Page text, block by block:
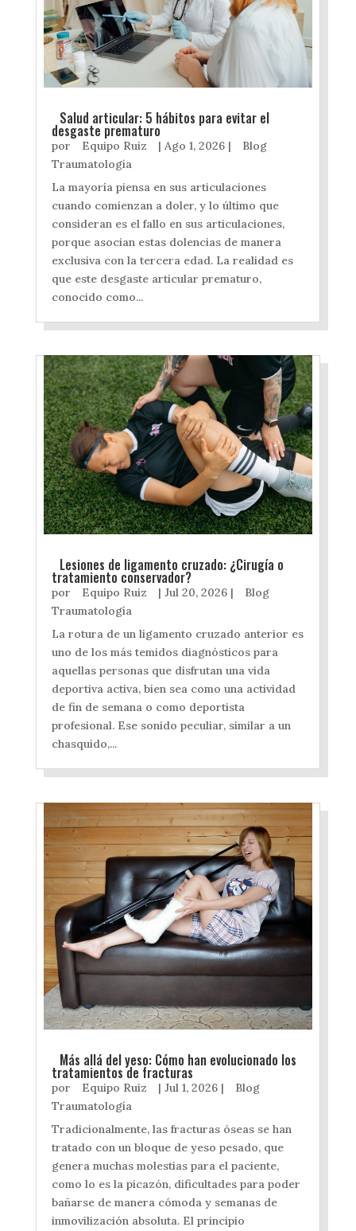
Salud articular: 5 hábitos para evitar el
desgaste prematuro
por Equipo Ruiz | Ago 1, 2026|
Blog
Traumatología
La mayoría piensa en sus articulaciones
cuando comienzan a doler, y lo último que
consideran es el fallo en sus articulaciones,
porque asocian estas dolencias de manera
exclusiva con la tercera edad. La realidad es
que este desgaste articular prematuro,
conocido como...
Lesiones de ligamento cruzado: ¿Cirugía o
tratamiento conservador?
por Equipo Ruiz | Jul 20, 2026|
Blog
Traumatología
La rotura de un ligamento cruzado anterior es
uno de los más temidos diagnósticos para
aquellas personas que disfrutan una vida
deportiva activa, bien sea como una actividad
de fin de semana o como deportista
profesional. Ese sonido peculiar, similar a un
chasquido,...
Más allá del yeso: Cómo han evolucionado los
tratamientos de fracturas
por Equipo Ruiz | Jul 1, 2026|
Blog
Traumatología
Tradicionalmente, las fracturas óseas se han
tratado con un bloque de yeso pesado, que
genera muchas molestias para el paciente,
como lo es la picazón, dificultades para poder
bañarse de manera cómoda y semanas de
inmovilización absoluta. El principio